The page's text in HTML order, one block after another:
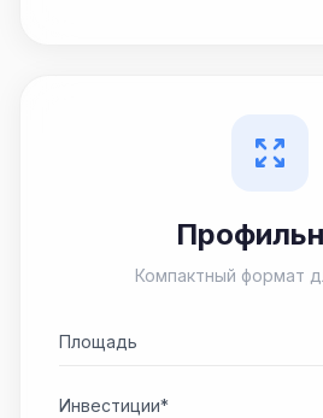
Компактный формат
Площадь
Инвестиции*